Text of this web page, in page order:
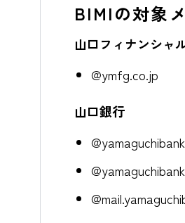
BIMIの対象
山口フィナンシャ
@ymfg.co.jp
山口銀行